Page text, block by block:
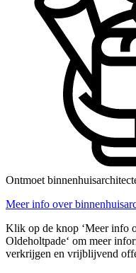
Ontmoet
Meer info over
Klik op de knop ‘Meer info
Oldeholtpade‘ om meer
verkrijgen en vrijblijvend